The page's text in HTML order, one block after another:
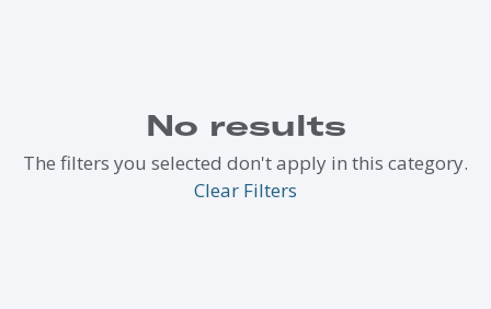
No results
The filters you selected don't apply in this category.
Clear Filters